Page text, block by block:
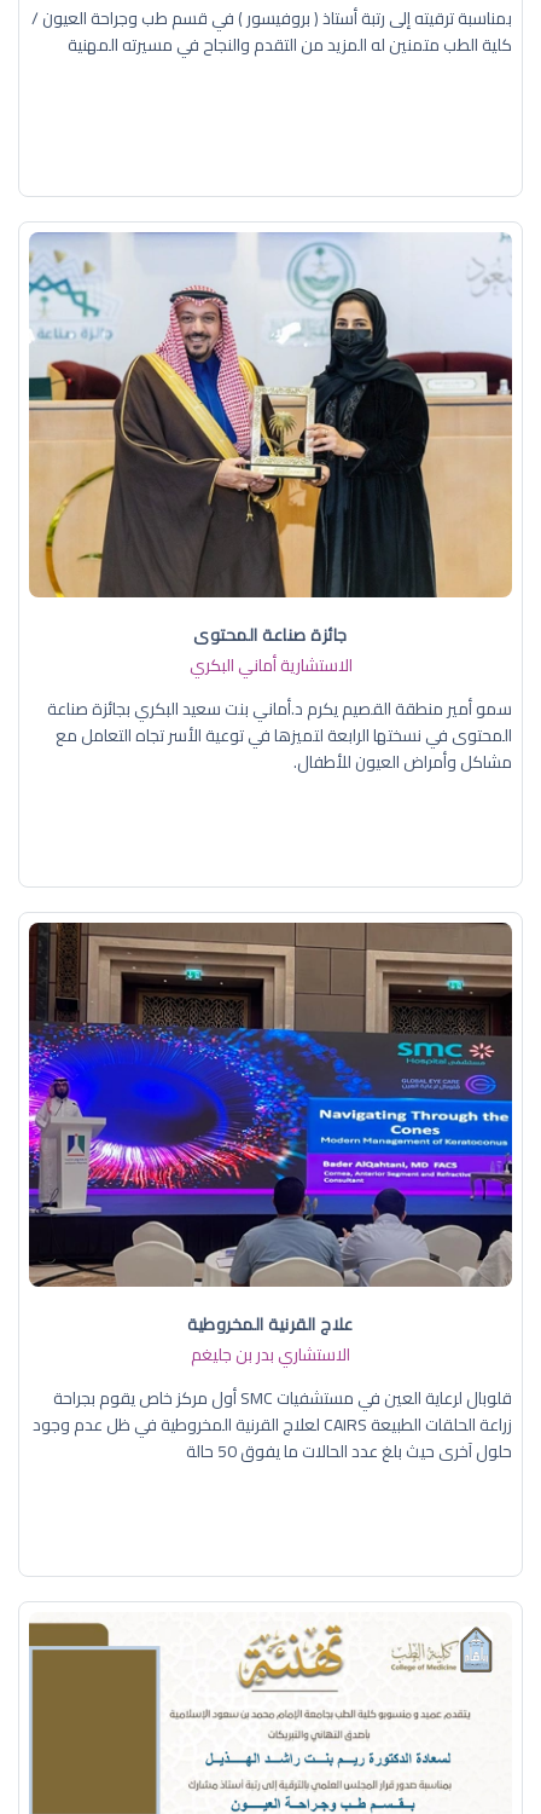
بمناسبة ترقيته إلى رتبة أستاذ ( بروفيسور ) في قسم طب وجراحة العيون /
كلية الطب متمنين له المزيد من التقدم والنجاح في مسيرته المهنية
جائزة صناعة المحتوى
الاستشارية أماني البكري
سمو أمير منطقة القصيم يكرم د.أماني بنت سعيد البكري بجائزة صناعة
المحتوى في نسختها الرابعة لتميزها في توعية الأسر تجاه التعامل مع
مشاكل وأمراض العيون للأطفال.
علاج القرنية المخروطية
الاستشاري بدر بن جليغم
قلوبال لرعاية العين في مستشفيات SMC أول مركز خاص يقوم بجراحة
زراعة الحلقات الطبيعة CAIRS لعلاج القرنية المخروطية في ظل عدم وجود
حلول آخرى حيث بلغ عدد الحالات ما يفوق 50 حالة